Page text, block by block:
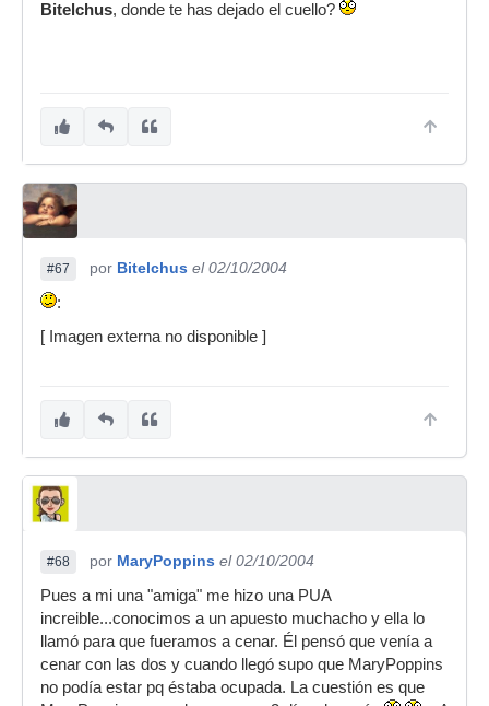
Bitelchus, donde te has dejado el cuello?
#67 por Bitelchus el 02/10/2004
:
[ Imagen externa no disponible ]
#68 por MaryPoppins el 02/10/2004
Pues a mi una "amiga" me hizo una PUA
increible...conocimos a un apuesto muchacho y ella lo
llamó para que fueramos a cenar. Él pensó que venía a
cenar con las dos y cuando llegó supo que MaryPoppins
no podía estar pq éstaba ocupada. La cuestión es que